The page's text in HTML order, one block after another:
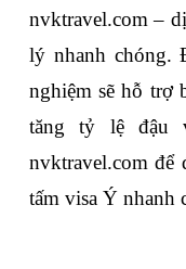
nvktravel.com –
lý nhanh chóng.
nghiệm sẽ hỗ trợ
tăng tỷ lệ đậu
nvktravel.com để
tấm visa Ý nhanh